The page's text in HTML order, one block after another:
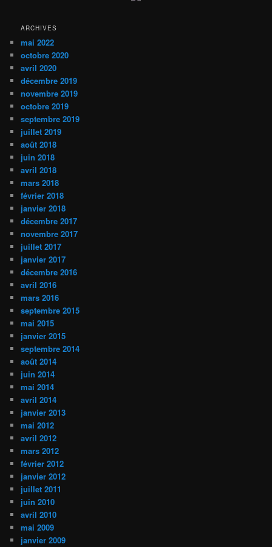
ARCHIVES
mai 2022
octobre 2020
avril 2020
décembre 2019
novembre 2019
octobre 2019
septembre 2019
juillet 2019
août 2018
juin 2018
avril 2018
mars 2018
février 2018
janvier 2018
décembre 2017
novembre 2017
juillet 2017
janvier 2017
décembre 2016
avril 2016
mars 2016
septembre 2015
mai 2015
janvier 2015
septembre 2014
août 2014
juin 2014
mai 2014
avril 2014
janvier 2013
mai 2012
avril 2012
mars 2012
février 2012
janvier 2012
juillet 2011
juin 2010
avril 2010
mai 2009
janvier 2009